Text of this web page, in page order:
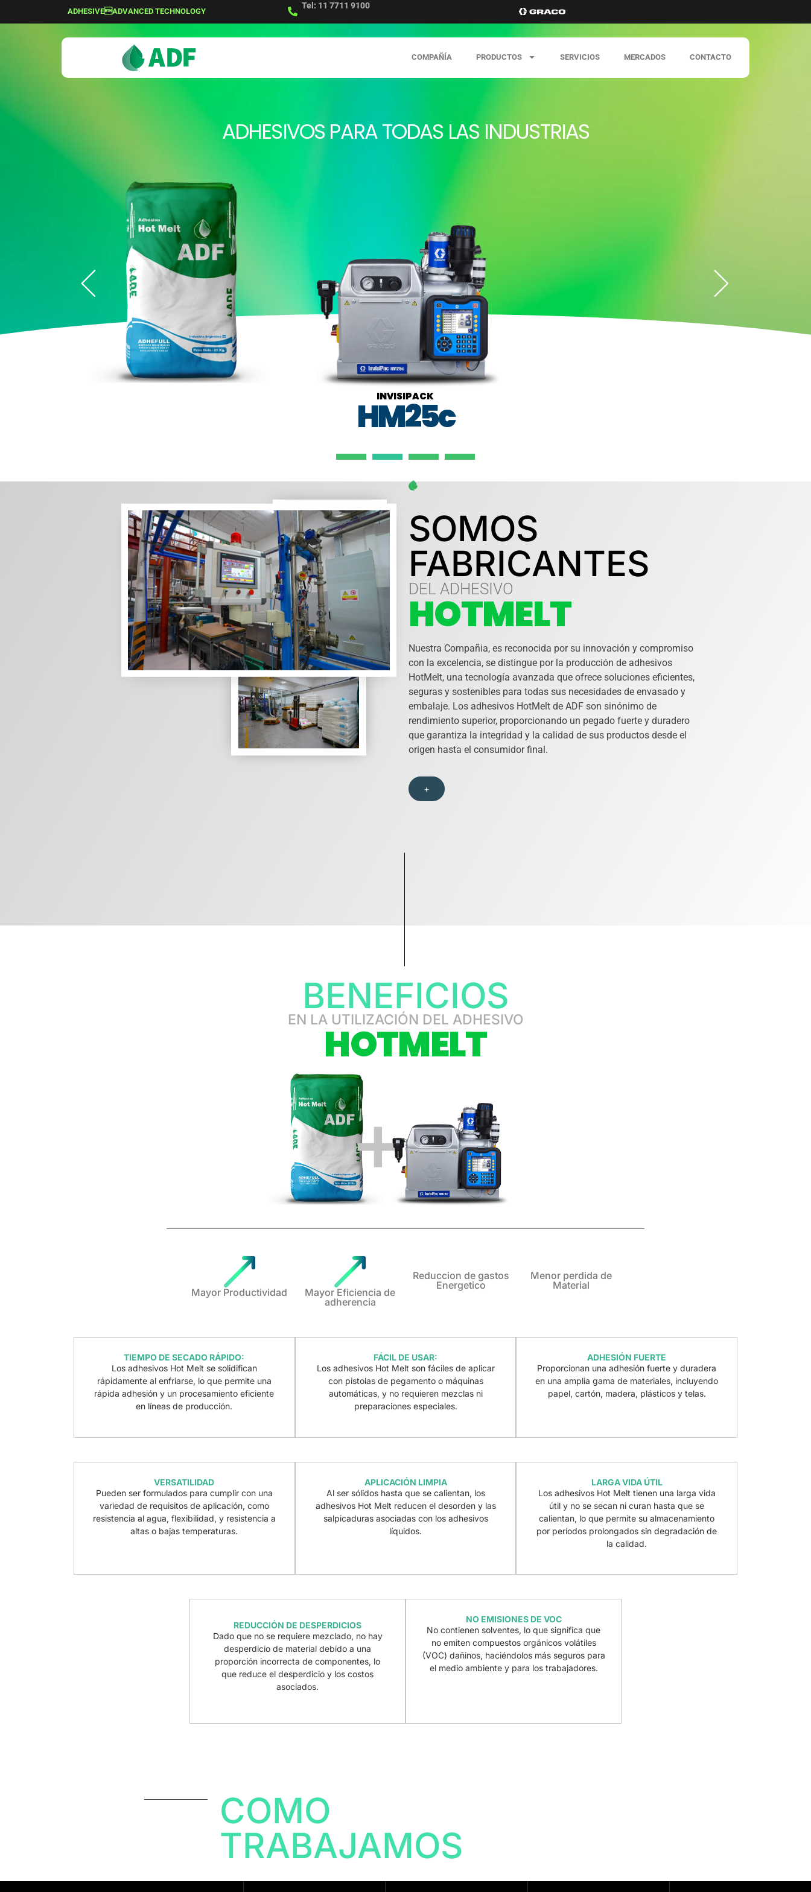
ADHESIVEADVANCED TECHNOLOGY
Tel: 11 7711 9100
COMPAÑÍA PRODUCTOS SERVICIOS MERCADOS CONTACTO
ADHESIVOS PARA TODAS LAS INDUSTRIAS
INVISIPACK
HM25c
SOMOS
FABRICANTES
DEL ADHESIVO
HOTMELT
Nuestra Compañia, es reconocida por su innovación y compromiso
con la excelencia, se distingue por la producción de adhesivos
HotMelt, una tecnología avanzada que ofrece soluciones eficientes,
seguras y sostenibles para todas sus necesidades de envasado y
embalaje. Los adhesivos HotMelt de ADF son sinónimo de
rendimiento superior, proporcionando un pegado fuerte y duradero
que garantiza la integridad y la calidad de sus productos desde el
origen hasta el consumidor final.
+
BENEFICIOS
EN LA UTILIZACIÓN DEL ADHESIVO
HOTMELT
+
Mayor Productividad
Mayor Eficiencia de
adherencia
Reduccion de gastos
Energetico
Menor perdida de
Material
TIEMPO DE SECADO RÁPIDO:
Los adhesivos Hot Melt se solidifican
rápidamente al enfriarse, lo que permite una
rápida adhesión y un procesamiento eficiente
en líneas de producción.
FÁCIL DE USAR:
Los adhesivos Hot Melt son fáciles de aplicar
con pistolas de pegamento o máquinas
automáticas, y no requieren mezclas ni
preparaciones especiales.
ADHESIÓN FUERTE
Proporcionan una adhesión fuerte y duradera
en una amplia gama de materiales, incluyendo
papel, cartón, madera, plásticos y telas.
VERSATILIDAD
Pueden ser formulados para cumplir con una
variedad de requisitos de aplicación, como
resistencia al agua, flexibilidad, y resistencia a
altas o bajas temperaturas.
APLICACIÓN LIMPIA
Al ser sólidos hasta que se calientan, los
adhesivos Hot Melt reducen el desorden y las
salpicaduras asociadas con los adhesivos
líquidos.
LARGA VIDA ÚTIL
Los adhesivos Hot Melt tienen una larga vida
útil y no se secan ni curan hasta que se
calientan, lo que permite su almacenamiento
por períodos prolongados sin degradación de
la calidad.
REDUCCIÓN DE DESPERDICIOS
Dado que no se requiere mezclado, no hay
desperdicio de material debido a una
proporción incorrecta de componentes, lo
que reduce el desperdicio y los costos
asociados.
NO EMISIONES DE VOC
No contienen solventes, lo que significa que
no emiten compuestos orgánicos volátiles
(VOC) dañinos, haciéndolos más seguros para
el medio ambiente y para los trabajadores.
COMO
TRABAJAMOS